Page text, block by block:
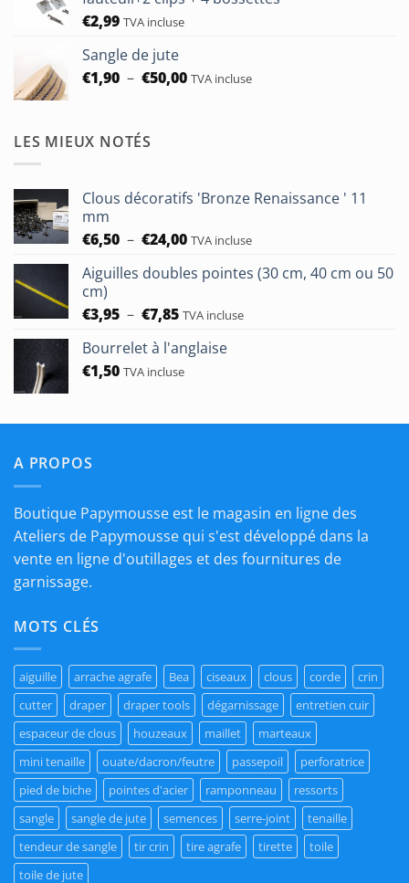
€2,99 TVA incluse
Sangle de jute
€1,90 – €50,00Plage
TVA incluse
LES MIEUX NOTÉS
Clous décoratifs 'Bronze Renaissance ' 11
mm
€6,50 – €24,00Plage
prix :
à
TVA incluse
Aiguilles doubles pointes (30 cm, 40 cm ou 50
cm)
€3,95 – €7,85Plage
prix :
€3,95
TVA incluse
Bourrelet à l'anglaise
€1,50 TVA incluse
A PROPOS
Boutique Papymousse est le magasin en ligne des
Ateliers de Papymousse qui s'est développé dans la
vente en ligne d'outillages et des fournitures de
garnissage.
MOTS CLÉS
aiguille arrache agrafe Bea ciseaux clous corde
crin
cutter
draper draper tools dégarnissage
entretien cuir
espaceur de clous
houzeaux maillet
marteaux
mini tenaille
ouate/dacron/feutre passepoil
perforatrice
pied de biche
pointes d'acier ramponneau
ressorts
sangle
sangle de jute semences serre-joint
tenaille
tendeur de sangle
tir crin tire agrafe tirette
toile
toile de jute